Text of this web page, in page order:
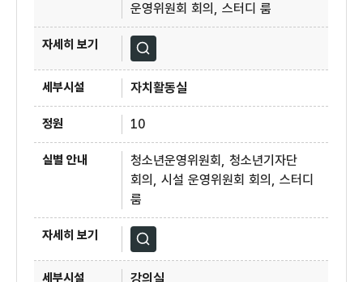
운영위원회 회의, 스터디 룸
자세히보기
자치활동실
10
청소년운영위원회, 청소년기자단
회의, 시설 운영위원회 회의, 스터디
룸
자세히보기
강의실